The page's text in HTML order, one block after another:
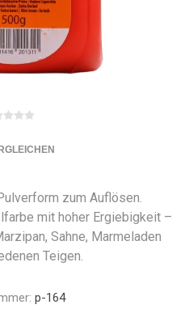
zum Auflösen.
mit hoher Ergiebigkeit –
Sahne, Marmeladen
Teigen.
p-164